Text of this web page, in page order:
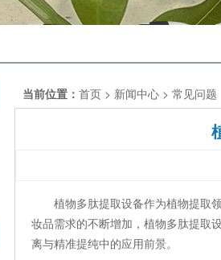
当前位置： 首页 > 新闻中心 > 常见问题
植物多肽提取设备作为植物提取领
妆品需求的不断增加，植物多肽提取
离与精准提纯中的应用前景。